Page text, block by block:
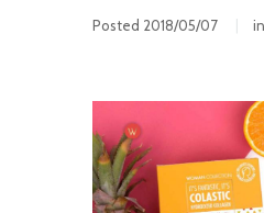
Posted 2018/05/07 in